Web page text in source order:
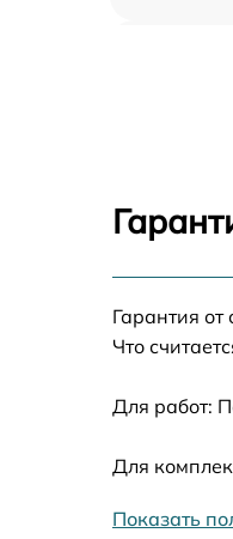
Замена
ZH403
Чистка
Замена
Гарантия
Что
Для работ:
Для
Показать